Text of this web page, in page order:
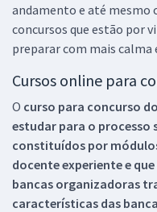
andamento e até mesmo
concursos que estão por
preparar com mais calma
Cursos online para
O curso para concurso
estudar para o processo
constituídos por
docente experiente e
bancas organizadoras
características das